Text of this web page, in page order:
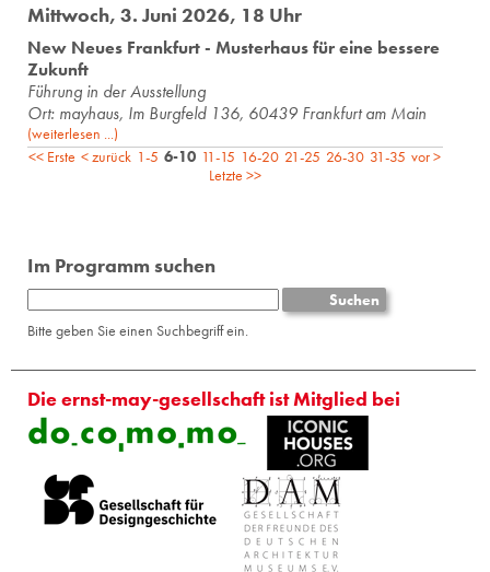
Mittwoch, 3. Juni 2026, 18 Uhr
New Neues Frankfurt - Musterhaus für eine bessere
Zukunft
Führung in der Ausstellung
Ort: mayhaus, Im Burgfeld 136, 60439 Frankfurt am Main
(weiterlesen ...)
<< Erste < zurück 1-5 6-10 11-15 16-20 21-25 26-30 31-35 vor >
Letzte >>
Im Programm suchen
Bitte geben Sie einen Suchbegriff ein.
Die ernst-may-gesellschaft ist Mitglied bei